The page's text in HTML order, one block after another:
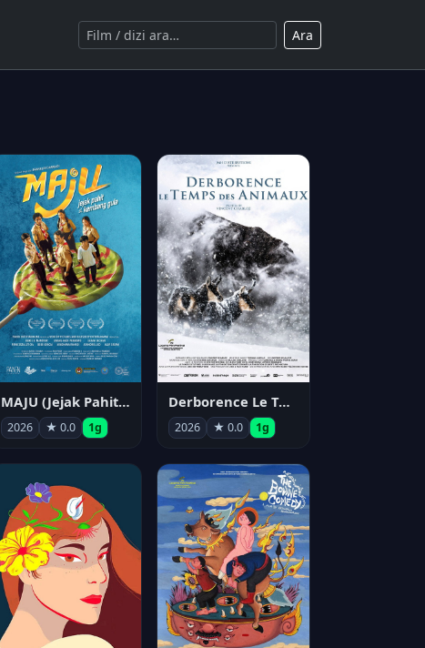
Ara
MAJU (Jejak Pahit si Kembang Gula)
2026 ★ 0.0 1g
Derborence Le Temps des Animaux
2026 ★ 0.0 1g